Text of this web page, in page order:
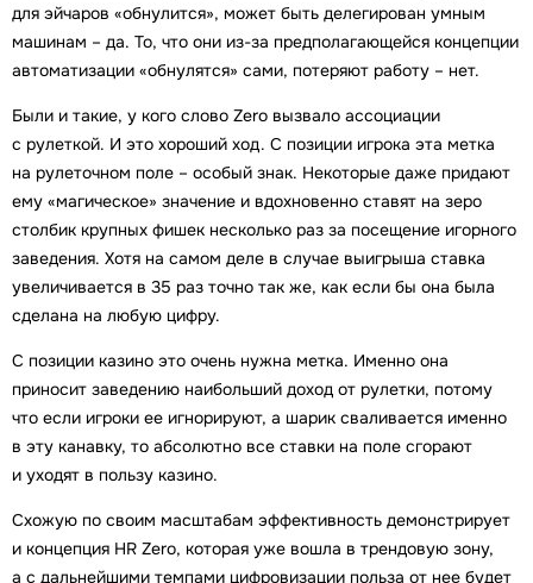
для эйчаров «обнулится», может быть делегирован умным
машинам – да. То, что они из-за предполагающейся концепции
автоматизации «обнулятся» сами, потеряют работу – нет.
Были и такие, у кого слово Zero вызвало ассоциации
с рулеткой. И это хороший ход. С позиции игрока эта метка
на рулеточном поле – особый знак. Некоторые даже придают
ему «магическое» значение и вдохновенно ставят на зеро
столбик крупных фишек несколько раз за посещение игорного
заведения. Хотя на самом деле в случае выигрыша ставка
увеличивается в 35 раз точно так же, как если бы она была
сделана на любую цифру.
С позиции казино это очень нужна метка. Именно она
приносит заведению наибольший доход от рулетки, потому
что если игроки ее игнорируют, а шарик сваливается именно
в эту канавку, то абсолютно все ставки на поле сгорают
и уходят в пользу казино.
Схожую по своим масштабам эффективность демонстрирует
и концепция HR Zero, которая уже вошла в трендовую зону,
а с дальнейшими темпами цифровизации польза от нее будет